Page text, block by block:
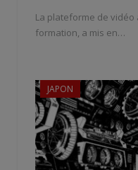
La plateforme de vidéo
formation, a mis en…
JAPON